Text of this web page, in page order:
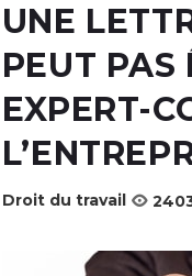
UNE
PEUT PAS
EXPERT-
Droit du travail